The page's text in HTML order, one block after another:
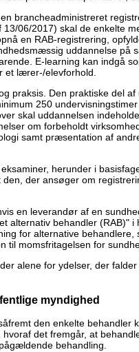
brancheadministreret
06/2017) skal de enkelte
en RAB-registrering,
uddannelse på
E-learning kan indgå
et lærer-/elevforhold.
praksis. Den praktiske del
250
skal uddannelsen
om forbeholdt
samt præsentation af
herunder i
der ansøger om
en leverandør af en
alternativ behandler (RAB)" i
for alternative behandlere,
til momsfritagelsen for
alene for ydelser, der
myndighed
den enkelte behandler
det fremgår, at
behandling.